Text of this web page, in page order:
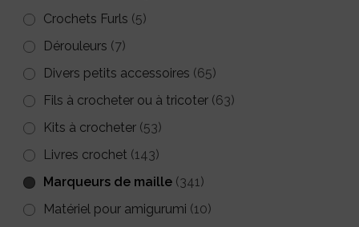
Crochets Furls (5)
Dérouleurs (7)
Divers petits accessoires (65)
Fils à crocheter ou à tricoter (63)
Kits à crocheter (53)
Livres crochet (143)
Marqueurs de maille (341)
Matériel pour amigurumi (10)